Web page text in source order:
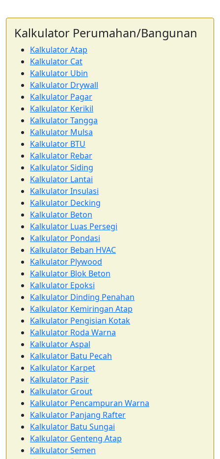
Kalkulator Perumahan/Bangunan
Kalkulator Atap
Kalkulator Cat
Kalkulator Ubin
Kalkulator Drywall
Kalkulator Pagar
Kalkulator Kerikil
Kalkulator Tangga
Kalkulator Mulsa
Kalkulator BTU
Kalkulator Rebar
Kalkulator Siding
Kalkulator Lantai
Kalkulator Insulasi
Kalkulator Decking
Kalkulator Beton
Kalkulator Luas Persegi
Kalkulator Pondasi
Kalkulator Beban HVAC
Kalkulator Plywood
Kalkulator Blok Beton
Kalkulator Epoksi
Kalkulator Dinding Penahan
Kalkulator Kemiringan Atap
Kalkulator Pengisian Kotak
Kalkulator Roda Warna
Kalkulator Aspal
Kalkulator Batu Pecah
Kalkulator Karpet
Kalkulator Pasir
Kalkulator Grout
Kalkulator Pencampuran Warna
Kalkulator Panjang Rafter
Kalkulator Batu Sungai
Kalkulator Genteng Atap
Kalkulator Semen